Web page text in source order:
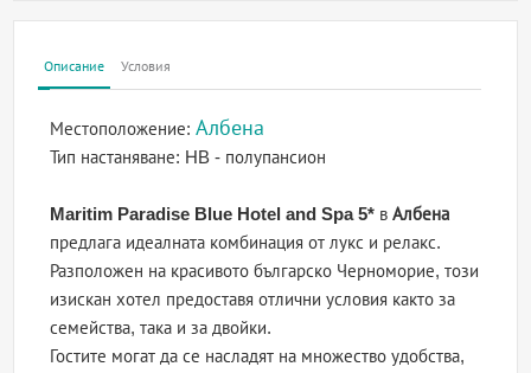
Описание Условия
Местоположение:Албена
Тип настаняване: HB - полупансион
Maritim Paradise Blue Hotel and Spa 5* вАлбена
предлага идеалната комбинация от лукс и релакс.
Разположен на красивото българско Черноморие, този
изискан хотел предоставя отлични условия както за
семейства, така и за двойки.
Гостите могат да се насладят на множество удобства,